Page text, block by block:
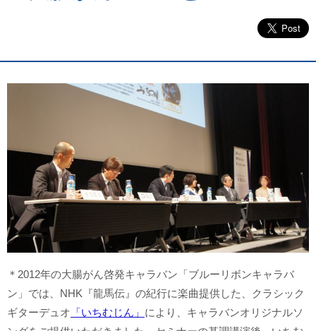
＊2012年の大腸がん啓発キャラバン「ブルーリボンキャラバ
ン」では、NHK『龍馬伝』の紀行に楽曲提供した、クラシック
ギターデュオ 「いちむじん」 により、キャラバンオリジナルソ